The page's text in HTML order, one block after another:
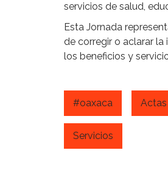
servicios de salud,
Esta Jornada
de corregir o aclarar
los beneficios y
#oaxaca Actas
Servicios